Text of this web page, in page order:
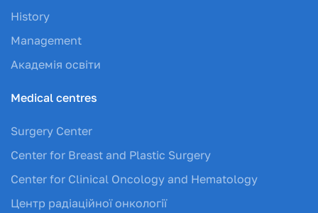
History
Management
Академія освіти
Medical centres
Surgery Center
Center for Breast and Plastic Surgery
Center for Clinical Oncology and Hematology
Центр радіаційної онкології